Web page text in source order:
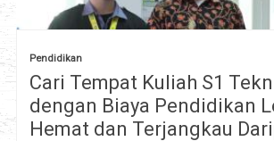
Pendidikan
Cari Tempat Kuliah S1
dengan Biaya Pendidikan
Hemat dan Terjangkau